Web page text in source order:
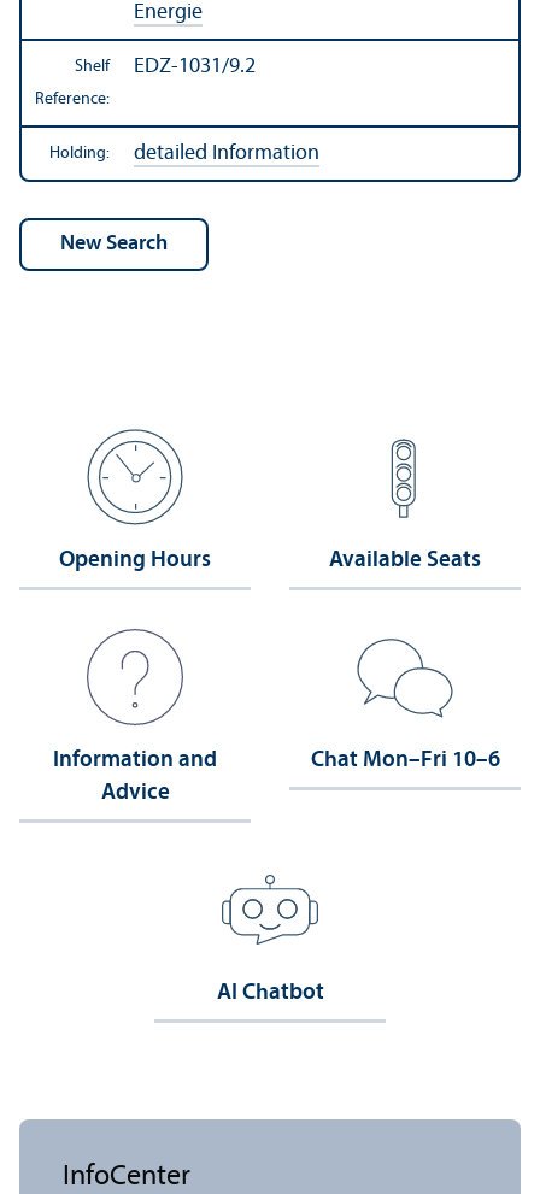
Energie
Shelf
Reference:
EDZ-1031/9.2
Holding: detailed Information
Opening Hours Available Seats
Information and
Advice
Chat Mon–Fri 10–6
AI Chatbot
InfoCenter